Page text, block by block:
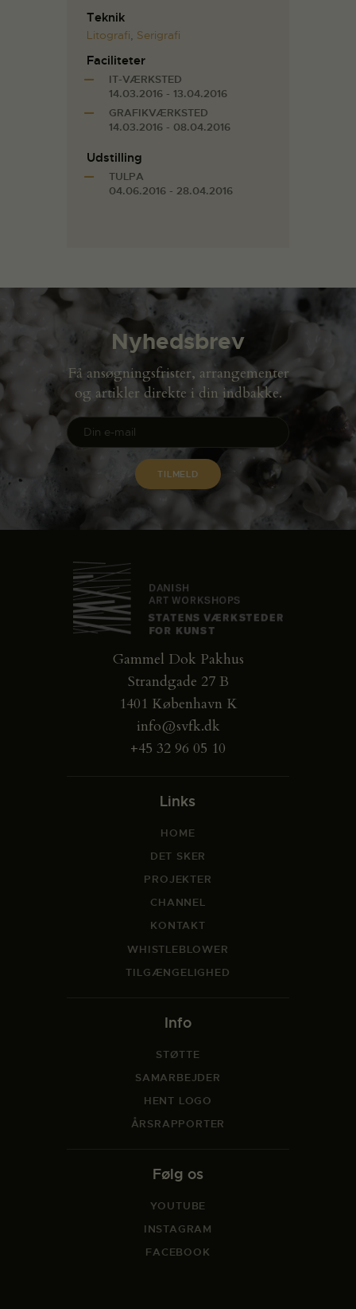
Teknik
Litografi, Serigrafi
Faciliteter
IT-VÆRKSTED
14.03.2016 - 13.04.2016
GRAFIKVÆRKSTED
14.03.2016 - 08.04.2016
Udstilling
TULPA
04.06.2016 - 28.04.2016
Nyhedsbrev
Få ansøgningsfrister, arrangementer
og artikler direkte i din indbakke.
Gammel Dok Pakhus
Strandgade 27 B
1401 København K
info@svfk.dk
+45 32 96 05 10
Links
HOME
DET SKER
PROJEKTER
CHANNEL
KONTAKT
WHISTLEBLOWER
TILGÆNGELIGHED
Info
STØTTE
SAMARBEJDER
HENT LOGO
ÅRSRAPPORTER
Følg os
YOUTUBE
INSTAGRAM
FACEBOOK